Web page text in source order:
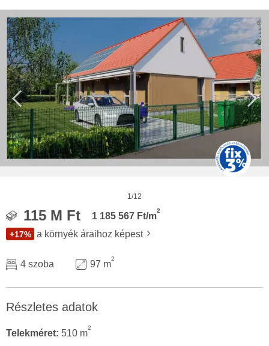
1/12
115 M Ft 1 185 567 Ft/m
2
+17% a környék áraihoz képest
4 szoba 97 m
2
Részletes adatok
Telekméret: 510 m
2